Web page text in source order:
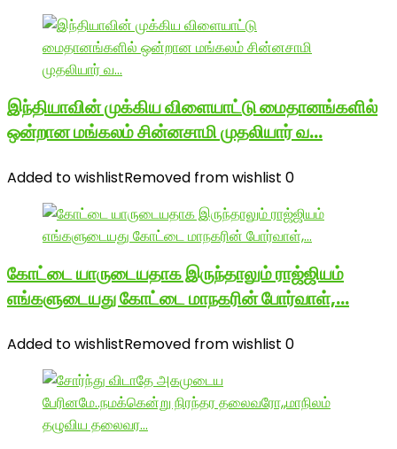
இந்தியாவின் முக்கிய விளையாட்டு மைதானங்களில்
ஒன்றான மங்கலம் சின்னசாமி முதலியார் வ…
Added to wishlistRemoved from wishlist 0
கோட்டை யாருடையதாக இருந்தாலும் ராஜ்ஜியம்
எங்களுடையது கோட்டை மாநகரின் போர்வாள்,…
Added to wishlistRemoved from wishlist 0